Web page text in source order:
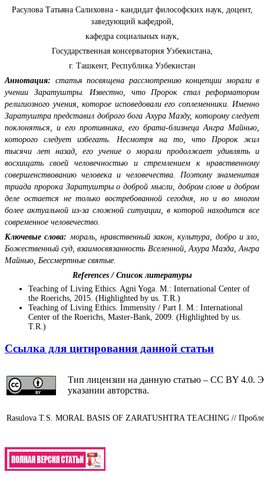
Расулова Татьяна Салиховна - кандидат философских наук, доцент,
заведующий кафедрой,
кафедра социальных наук,
Государственная консерватория Узбекистана,
г. Ташкент, Республика Узбекистан
Аннотация: статья посвящена рассмотрению концепции морали в
учении Заратуштры. Известно, что Пророк стал реформатором
религиозного учения, которое исповедовали его соплеменники. Именно
Заратуштра представил доброго бога Ахура Мазду, которому следует
поклоняться, и его противника, его брата-близнеца Ангра Майнью,
которого следует избегать. Несмотря на то, что Пророк жил
тысячи лет назад, его учение о морали продолжает удивлять и
восхищать своей человечностью и стремлением к нравственному
совершенствованию человека и человечества. Поэтому знаменитая
триада пророка Заратуштры о доброй мысли, добром слове и добром
деле остается не только востребованной сегодня, но и во многом
более актуальной из-за сложной ситуации, в которой находится все
современное человечество.
Ключевые слова: мораль, нравственный закон, культура, добро и зло,
Божественный суд, взаимосвязанность Вселенной, Ахура Мазда, Ангра
Майнью, Бессмертные святые.
References/ Список литературы
Teaching of Living Ethics. Agni Yoga. M.: International Center of
the Roerichs, 2015. (Highlighted by us. T.R.)
Teaching of Living Ethics. Immensity / Part I. M.: International
Center of the Roerichs, Master-Bank, 2009. (Highlighted by us.
T.R.)
Ссылка для цитирования данной статьи
Тип лицензии на данную статью – CC BY 4.0.
указании авторства.
Rasulova T.S. MORAL BASIS OF ZARATUSHTRA TEACHING //